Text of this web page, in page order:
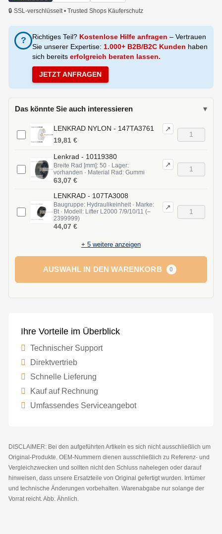
🔒 SSL-verschlüsselt • Trusted Shops Käuferschutz
? Richtiges Teil? Kostenlose Hilfe anfragen – Vertrauen
Sie unserer Expertise: 1.000+ B2B/B2C Kunden haben
sich bereits erfolgreich beraten lassen.
JETZT ANFRAGEN
Das könnte Sie auch interessieren ▾
LENKRAD NYLON - 147TA3761 ↗
19,81 €
Lenkrad - 10119380
Breite Rad [mm]: 50 · Lager:
vorhanden · Material Rad: Gummi
↗
63,07 €
LENKRAD - 107TA3008
Baugruppe: Hydraulikeinheit · Marke:
Bt · Modell: Lifter L2000 7/9/10/11 (–
2399999)
↗
44,07 €
+ 5 weitere anzeigen
AUSWAHL IN DEN WARENKORB 0
Ihre Vorteile im Überblick
Technischer Support
Direktvertrieb
Schnelle Lieferung
Kauf auf Rechnung
Umfassendes Serviceangebot
DISCLAIMER: Bei den aufgeführten Artikeln es sich nicht ausschließlich um
Original-Produkte. OEM-Nummern dienen ausschließlich zu Referenz- und
Vergleichzwecken und sollten nicht den Schluss nahelegen oder darauf
hinweisen, dass unsere Ersatzteile von Original gefertigt wurden. Irrtümer
und technische Änderungen vorbehalten. Warenabgabe nur solange der
Vorrat reicht. Abb. Ähnlich.